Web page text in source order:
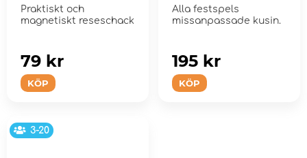
Praktiskt och
magnetiskt reseschack
KÖP
79 kr
Alla festspels
missanpassade kusin.
KÖP
195 kr
3-20